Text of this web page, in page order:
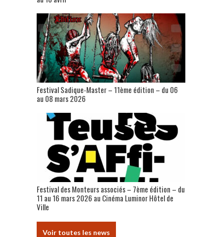
Festival Sadique-Master – 11ème édition – du 06
au 08 mars 2026
Festival des Monteurs associés – 7ème édition – du
11 au 16 mars 2026 au Cinéma Luminor Hôtel de
Ville
Voir toutes les news